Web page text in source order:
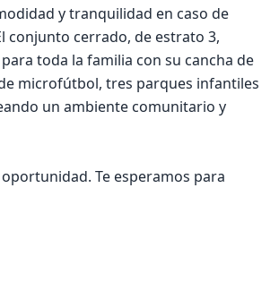
y tranquilidad en caso de
conjunto cerrado, de estrato 3,
toda la familia con su cancha de
microfútbol, tres parques infantiles
un ambiente comunitario y
Te esperamos para